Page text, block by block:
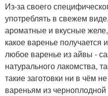
Из-за своего
употреблять в свежем
ароматные и вкусные
какое варенье получается
любое варенье из айвы -
натурального лакомства,
такие заготовки ни в чём
вареньям из